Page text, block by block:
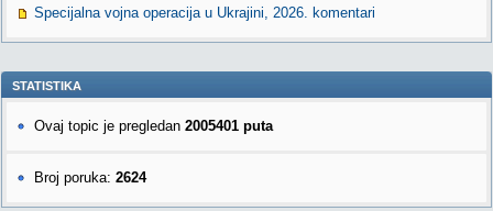
Specijalna vojna operacija u Ukrajini, 2026. komentari
STATISTIKA
Ovaj topic je pregledan 2005401 puta
Broj poruka: 2624